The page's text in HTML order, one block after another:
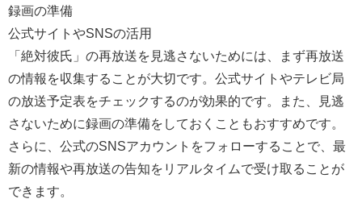
録画の準備
公式サイトやSNSの活用
「絶対彼氏」の再放送を見逃さないためには、まず再放送
の情報を収集することが大切です。公式サイトやテレビ局
の放送予定表をチェックするのが効果的です。また、見逃
さないために録画の準備をしておくこともおすすめです。
さらに、公式のSNSアカウントをフォローすることで、最
新の情報や再放送の告知をリアルタイムで受け取ることが
できます。